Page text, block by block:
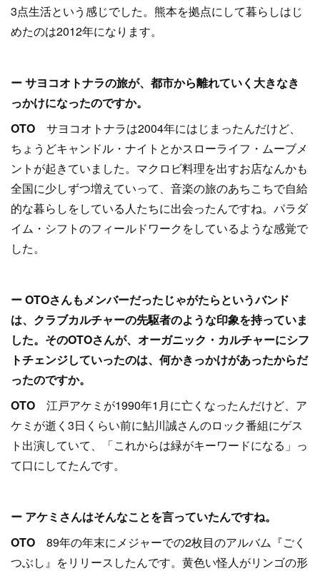
3点生活という感じでした。熊本を拠点にして暮らしはじ
めたのは2012年になります。
ー サヨコオトナラの旅が、都市から離れていく大きなき
っかけになったのですか。
OTO サヨコオトナラは2004年にはじまったんだけど、
ちょうどキャンドル・ナイトとかスローライフ・ムーブメ
ントが起きていました。マクロビ料理を出すお店なんかも
全国に少しずつ増えていって、音楽の旅のあちこちで自給
的な暮らしをしている人たちに出会ったんですね。パラダ
イム・シフトのフィールドワークをしているような感覚で
した。
ー OTOさんもメンバーだったじゃがたらというバンド
は、クラブカルチャーの先駆者のような印象を持っていま
した。そのOTOさんが、オーガニック・カルチャーにシフ
トチェンジしていったのは、何かきっかけがあったからだ
ったのですか。
OTO 江戸アケミが1990年1月に亡くなったんだけど、ア
ケミが逝く3日くらい前に鮎川誠さんのロック番組にゲス
ト出演していて、「これからは緑がキーワードになる」っ
て口にしてたんです。
ー アケミさんはそんなことを言っていたんですね。
OTO 89年の年末にメジャーでの2枚目のアルバム『ごく
つぶし』をリリースしたんです。黄色い怪人がリンゴの形